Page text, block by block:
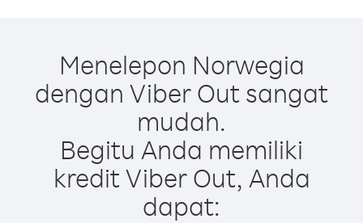
Menelepon Norwegia
dengan Viber Out sangat
mudah.
Begitu Anda memiliki
kredit Viber Out, Anda
dapat: